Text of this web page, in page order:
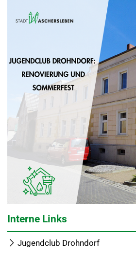
Interne Links
Jugendclub Drohndorf